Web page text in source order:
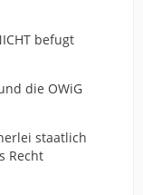
befugt
die OWiG
staatlich
Recht